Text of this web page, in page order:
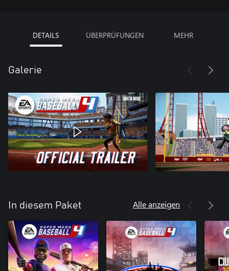
DETAILS ÜBERPRÜFUNGEN MEHR
Galerie
In diesem Paket Alle anzeigen